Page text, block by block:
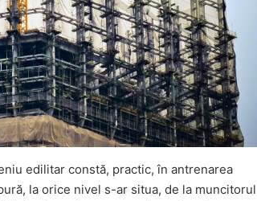
edilitar constă, practic, în antrenarea
la orice nivel s-ar situa, de la muncitorul